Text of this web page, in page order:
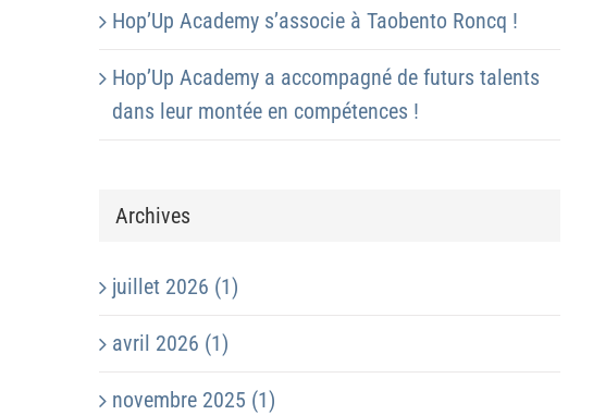
Hop’Up Academy s’associe à Taobento Roncq !
Hop’Up Academy a accompagné de futurs talents
dans leur montée en compétences !
Archives
juillet 2026 (1)
avril 2026 (1)
novembre 2025 (1)